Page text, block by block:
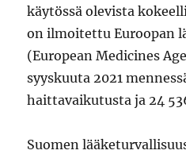
käytössä olevista
on ilmoitettu Euroopan
(European Medicines
syyskuuta 2021
haittavaikutusta ja 24
Suomen